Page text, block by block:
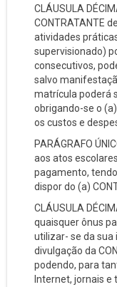
CLÁUSULA
CONTRATANTE
atividades
supervisionado)
consecutivos,
salvo
matrícula poderá
obrigando-se o
os custos e
PARÁGRAFO
aos atos
pagamento,
dispor do (a)
CLÁUSULA
quaisquer ônus
utilizar- se da sua
divulgação da
podendo, para
Internet, jornais e